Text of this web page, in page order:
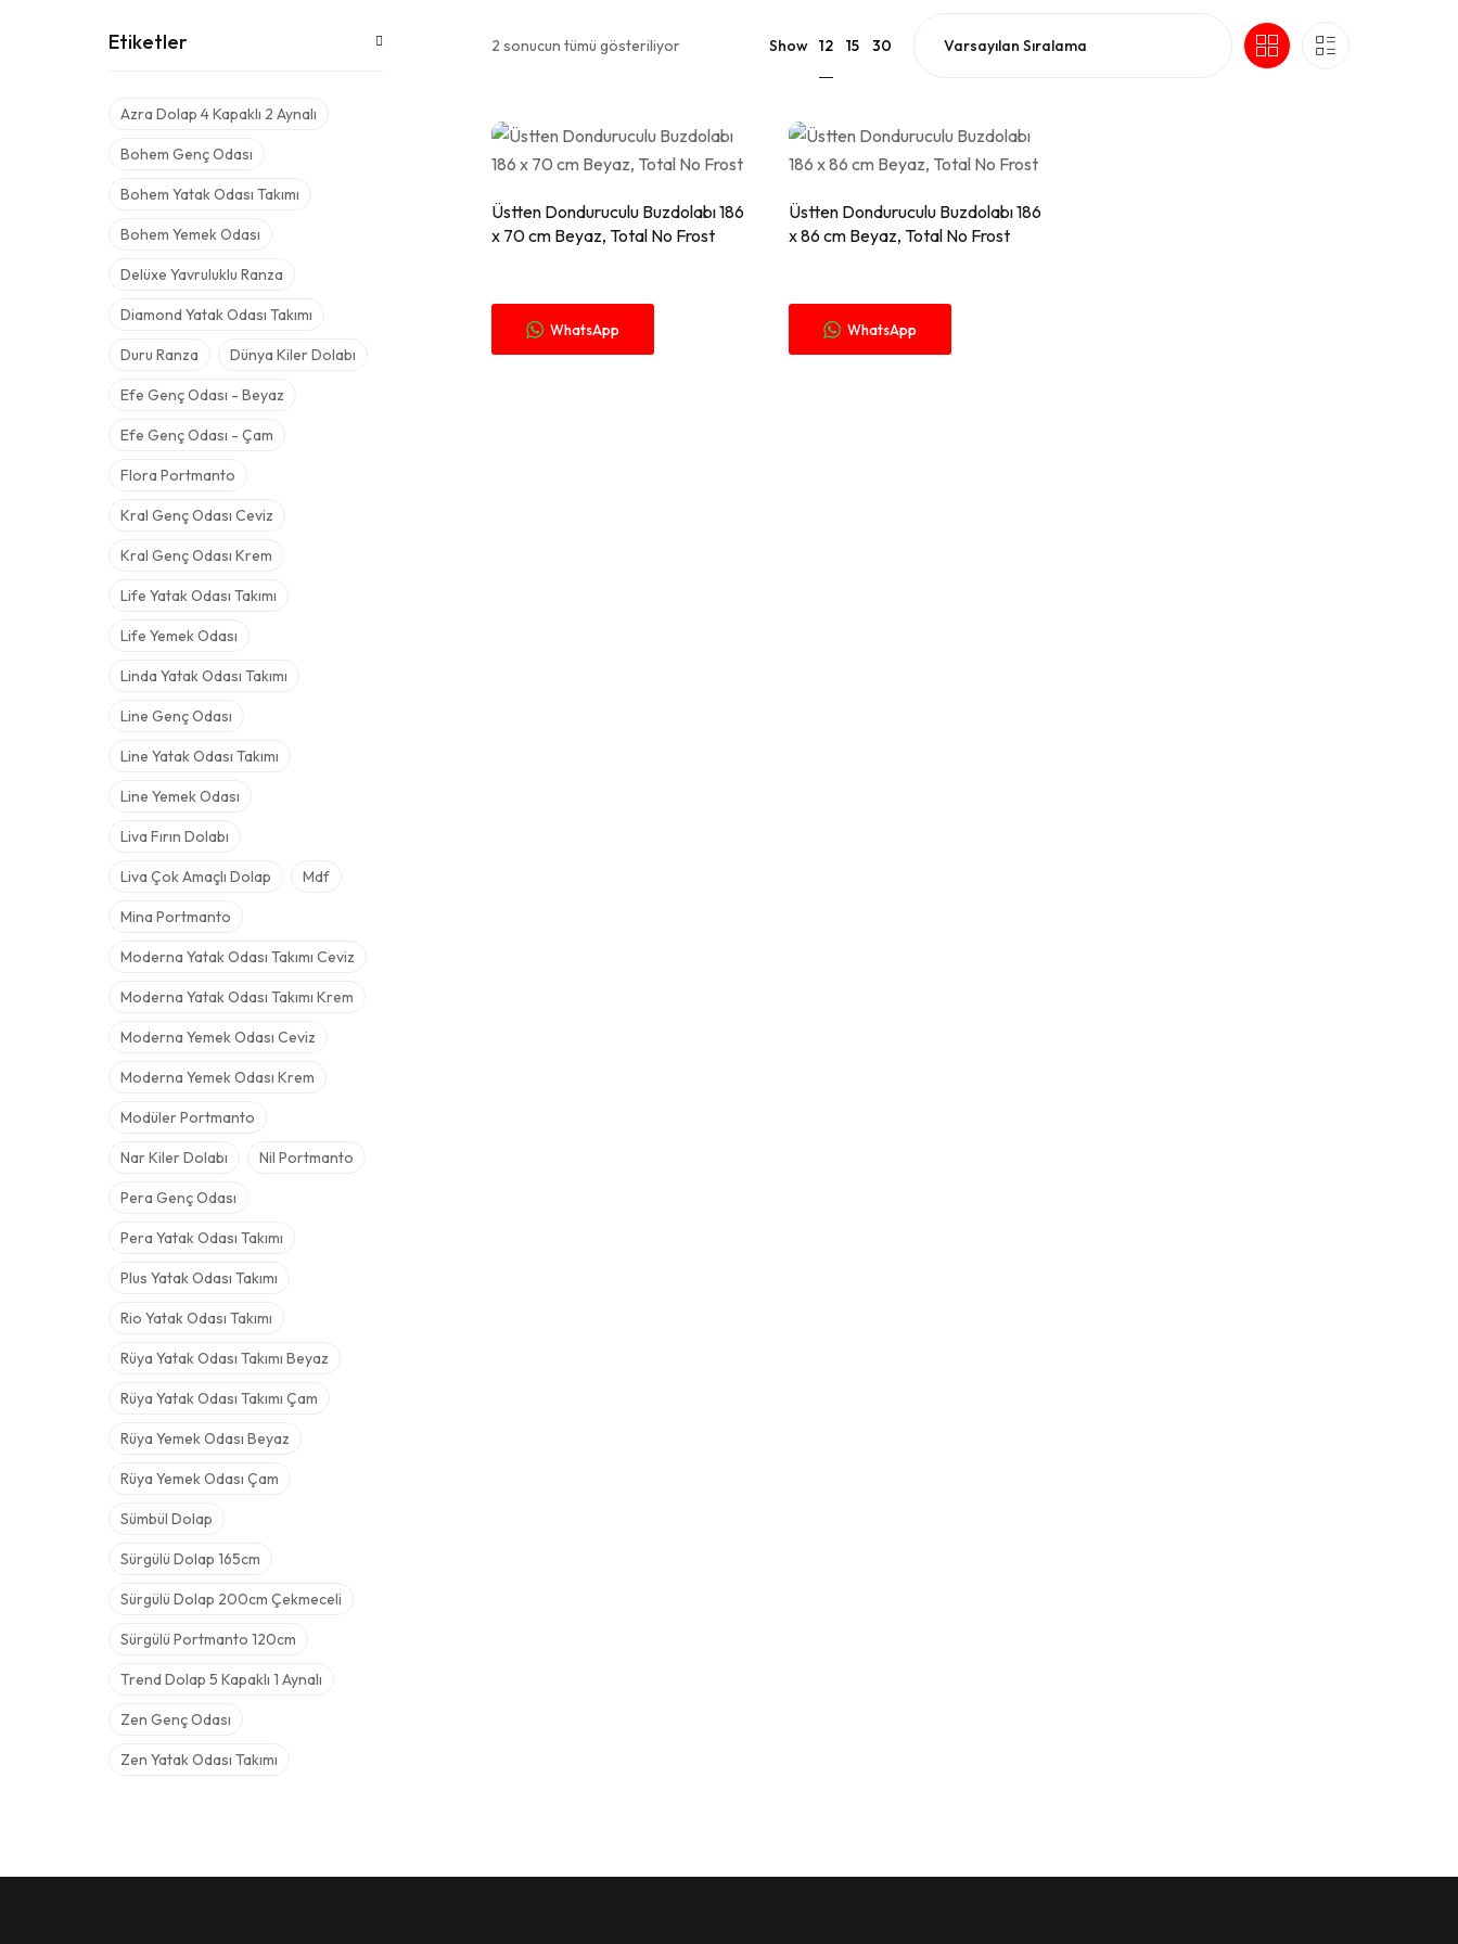
Etiketler
Azra Dolap 4 Kapaklı 2 Aynalı
Bohem Genç Odası
Bohem Yatak Odası Takımı
Bohem Yemek Odası
Delüxe Yavruluklu Ranza
Diamond Yatak Odası Takımı
Duru Ranza Dünya Kiler Dolabı
Efe Genç Odası - Beyaz
Efe Genç Odası - Çam
Flora Portmanto
Kral Genç Odası Ceviz
Kral Genç Odası Krem
Life Yatak Odası Takımı
Life Yemek Odası
Linda Yatak Odası Takımı
Line Genç Odası
Line Yatak Odası Takımı
Line Yemek Odası
Liva Fırın Dolabı
Liva Çok Amaçlı Dolap Mdf
Mina Portmanto
Moderna Yatak Odası Takımı Ceviz
Moderna Yatak Odası Takımı Krem
Moderna Yemek Odası Ceviz
Moderna Yemek Odası Krem
Modüler Portmanto
Nar Kiler Dolabı Nil Portmanto
Pera Genç Odası
Pera Yatak Odası Takımı
Plus Yatak Odası Takımı
Rio Yatak Odası Takımı
Rüya Yatak Odası Takımı Beyaz
Rüya Yatak Odası Takımı Çam
Rüya Yemek Odası Beyaz
Rüya Yemek Odası Çam
Sümbül Dolap
Sürgülü Dolap 165cm
Sürgülü Dolap 200cm Çekmeceli
Sürgülü Portmanto 120cm
Trend Dolap 5 Kapaklı 1 Aynalı
Zen Genç Odası
Zen Yatak Odası Takımı
2 sonucun tümü gösteriliyor Show 12 15 30
Fiyat Alınız.
Üstten Donduruculu Buzdolabı 186
x 70 cm Beyaz, Total No Frost
WhatsApp
Fiyat Alınız.
Üstten Donduruculu Buzdolabı 186
x 86 cm Beyaz, Total No Frost
WhatsApp